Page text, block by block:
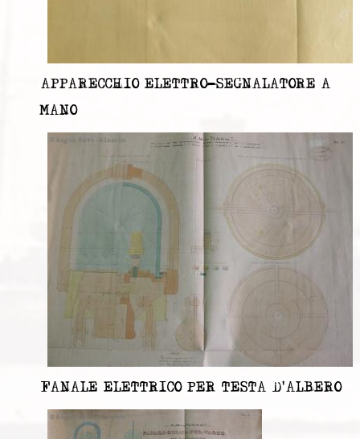
APPARECCHIO ELETTRO-SEGNALATORE A
MANO
FANALE ELETTRICO PER TESTA D'ALBERO